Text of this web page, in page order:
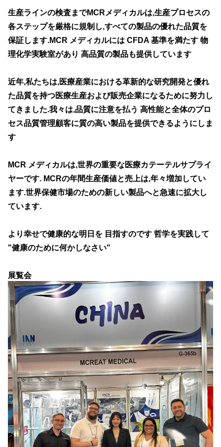
生産ラインの検査までMCRメディカルは,生産プロセスの
各ステップを厳格に規制し,すべての製品の優れた品質を
保証します.MCR メディカルには CFDA 基準を満たす 物
理化学実験室があり 高品質の製品も提供しています
近年,私たちは,医療産業における革新的な研究開発と優れ
た品質を持つ医療生産および販売企業になるために努力し
てきました.我々は,品質に注意を払う 高性能と全体のプロ
セス品質管理顧客に質の高い製品を提供できるようにしま
す
MCR メディカルは,世界の重要な医療カテーテルサプライ
ヤーです. MCRの年間生産価値と売上は,年々増加してい
ます.世界保健市場のための新しい製品へと急速に拡大し
ています.
より幸せで健康的な明日を 目指すのです 哲学を実践して
"健康のために何かしなさい"
展覧会